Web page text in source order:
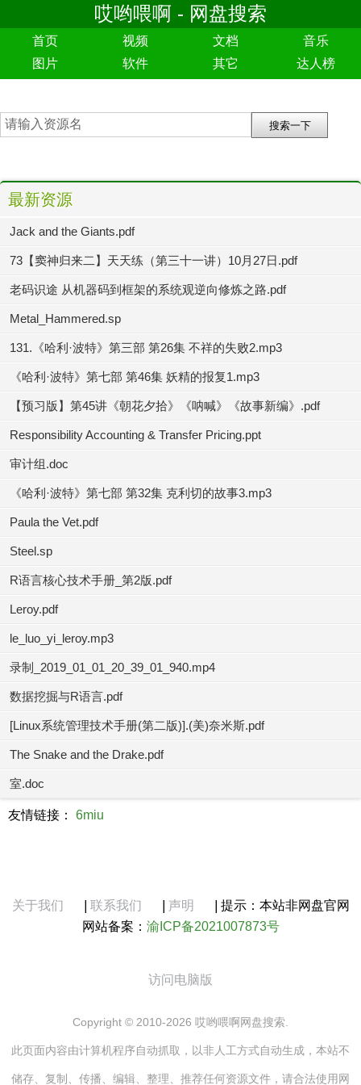
哎哟喂啊 - 网盘搜索
首页 视频 文档
音乐
图片
软件 其它 达人榜
最新资源
Jack and the Giants.pdf
73【窦神归来二】天天练（第三十一讲）10月27日.pdf
老码识途 从机器码到框架的系统观逆向修炼之路.pdf
Metal_Hammered.sp
131.《哈利·波特》第三部 第26集 不祥的失败2.mp3
《哈利·波特》第七部 第46集 妖精的报复1.mp3
【预习版】第45讲《朝花夕拾》《呐喊》《故事新编》.pdf
Responsibility Accounting & Transfer Pricing.ppt
审计组.doc
《哈利·波特》第七部 第32集 克利切的故事3.mp3
Paula the Vet.pdf
Steel.sp
R语言核心技术手册_第2版.pdf
Leroy.pdf
le_luo_yi_leroy.mp3
录制_2019_01_01_20_39_01_940.mp4
数据挖掘与R语言.pdf
[Linux系统管理技术手册(第二版)].(美)奈米斯.pdf
The Snake and the Drake.pdf
室.doc
友情链接： 6miu
关于我们 联系我们 声明
提示：本站非网盘官网
网站备案： 渝ICP备2021007873号
访问电脑版
Copyright © 2010-2026 哎哟喂啊网盘搜索.
此页面内容由计算机程序自动抓取，以非人工方式自动生成，本站不
储存、复制、传播、编辑、整理、推荐任何资源文件，请合法使用网